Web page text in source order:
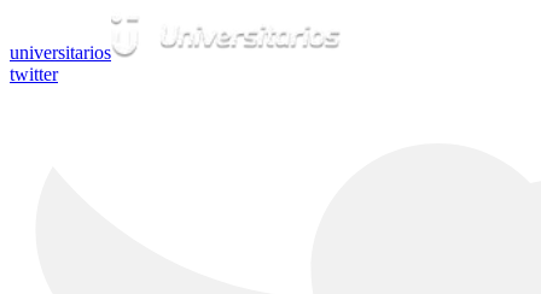
universitarios
twitter